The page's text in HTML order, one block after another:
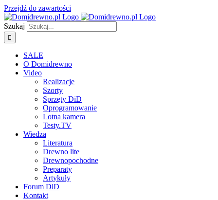
Przejdź do zawartości
Szukaj
SALE
O Domidrewno
Video
Realizacje
Szorty
Sprzęty DiD
Oprogramowanie
Lotna kamera
Testy.TV
Wiedza
Literatura
Drewno lite
Drewnopochodne
Preparaty
Artykuły
Forum DiD
Kontakt